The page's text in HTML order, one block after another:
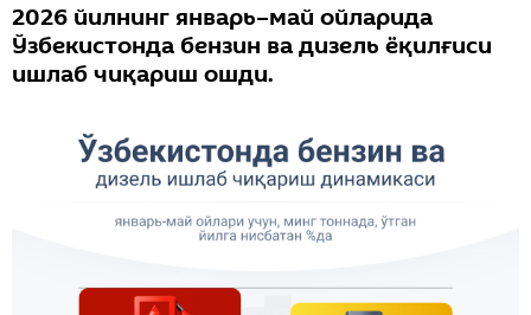
2026 йилнинг январь–май ойларида
Ўзбекистонда бензин ва дизель ёқилғиси
ишлаб чиқариш ошди.